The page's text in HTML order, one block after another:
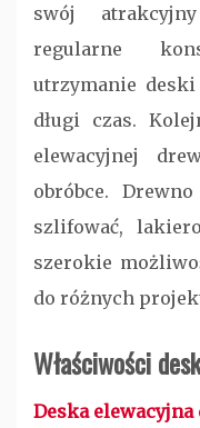
swój
regularne
utrzymanie
długi czas.
elewacyjnej
obróbce.
szlifować,
szerokie
do różnych
Właściwości
Deska